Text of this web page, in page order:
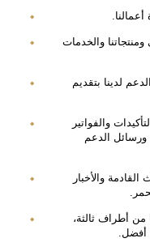
والخدمات
لدينا بتقديم
والفواتير
ورسائل الدعم
والأخبار
أطراف ثالثة،
أفضل.